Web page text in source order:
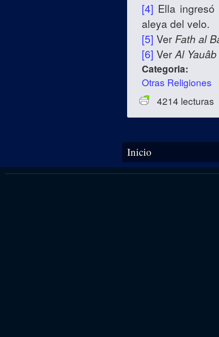
[4] Ella
aleya del velo.
[5] Ver Fath al
[6] VerAl
Categoria:
Otras Religiones
4214 lecturas
Se encuentra usted aquí
Inicio